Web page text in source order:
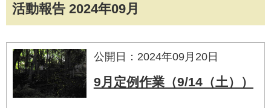
活動報告 2024年09月
公開日：2024年09月20日
9月定例作業（9/14（土））